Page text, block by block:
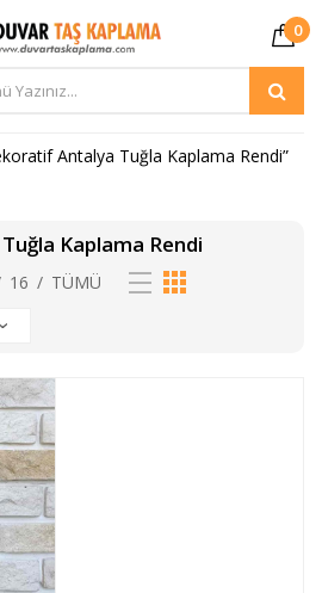
0
Antalya Tuğla Kaplama Rendi”
Kaplama Rendi
16 / TÜMÜ